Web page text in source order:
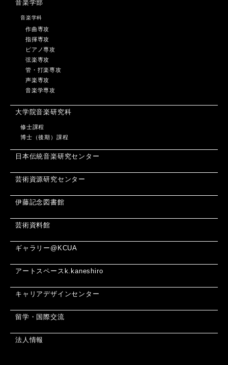
音楽学部
音楽学科
作曲専攻
指揮専攻
ピアノ専攻
弦楽専攻
管・打楽専攻
声楽専攻
音楽学専攻
大学院音楽研究科
修士課程
博士（後期）課程
日本伝統音楽研究センター
芸術資源研究センター
伊藤記念図書館
芸術資料館
ギャラリー@KCUA
アートスペースk.kaneshiro
キャリアデザインセンター
留学・国際交流
法人情報